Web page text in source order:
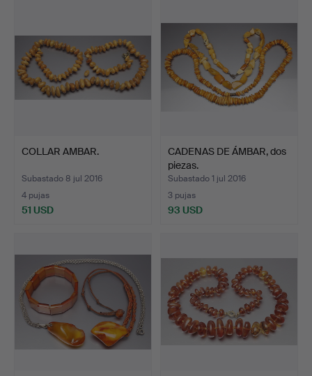
COLLAR AMBAR.
Subastado 8 jul 2016
4 pujas
51 USD
CADENAS DE ÁMBAR, dos
piezas.
Subastado 1 jul 2016
3 pujas
93 USD